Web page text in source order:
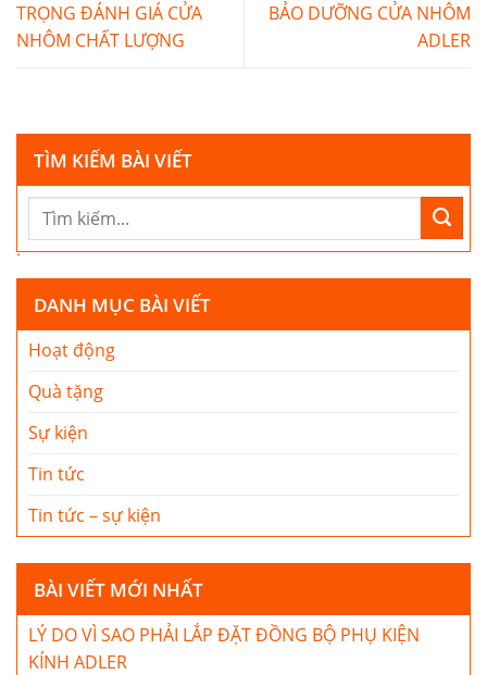
TRỌNG ĐÁNH GIÁ CỬA
NHÔM CHẤT LƯỢNG
BẢO DƯỠNG CỬA NHÔM
ADLER
TÌM KIẾM BÀI VIẾT
DANH MỤC BÀI VIẾT
Hoạt động
Quà tặng
Sự kiện
Tin tức
Tin tức – sự kiện
BÀI VIẾT MỚI NHẤT
LÝ DO VÌ SAO PHẢI LẮP ĐẶT ĐỒNG BỘ PHỤ KIỆN
KÍNH ADLER